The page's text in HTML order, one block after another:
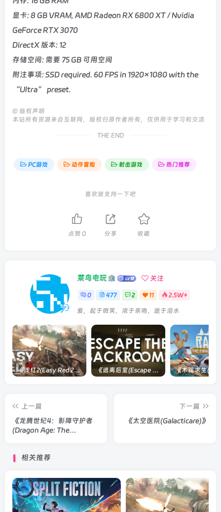
显卡: 8 GB VRAM, AMD Radeon RX 6800 XT / Nvidia
GeForce RTX 3070
DirectX 版本: 12
存储空间: 需要 75 GB 可用空间
附注事项: SSD required. 60 FPS in 1920×1080 with the
“Ultra” preset.
© 版权声明
本站所有资源来自互联网，版权归原作者所有，仅供用于学习和交流
THE END
PC游戏 动作冒险 射击游戏 热门推荐
喜欢就支持一下吧
点赞 0 分享 收藏
菜鸟电玩 关注
0 477 2 11 2.5W+
爱，起于微笑，浓于亲吻，逝于泪水
《浅红2(Easy Red 2)》[v1.5.0] 整合全部淞沪会战-南京保卫战等DLCs 《逃离后室(Escape the Backrooms)》[Build 28012024]联机版
上一篇
《龙腾世纪4：影障守护者
(Dragon Age: The
下一篇
《太空医院(Galacticare)》
相关推荐